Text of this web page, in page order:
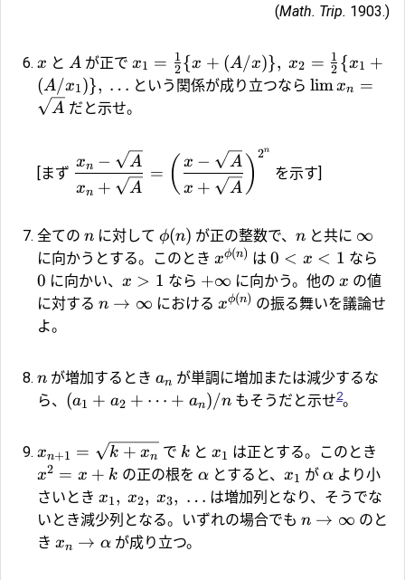
(Math. Trip. 1903.)
x と A が正で x1 = 2
1 {x + (A/x)}, x2 = 2
1 {x1 +
(A /x1)}, … という関係が成り立つならlimxn =
A だと示せ。
[まず
xn + A
xn − A
= ( x + A
x − A ) 2n
を示す]
全ての n に対して ϕ(n) が正の整数で、 n と共に ∞
に向かうとする。このとき xϕ(n) は 0 < x < 1 なら
0 に向かい、 x > 1 なら +∞ に向かう。他の x の値
に対する n → ∞ における xϕ(n) の振る舞いを議論せ
よ。
n が増加するとき an が単調に増加または減少するな
ら、 (a1 + a2 + ⋯ + an)/nもそうだと示せ2。
xn+1 = k + xn で k とx1 は正とする。このとき
x2 = x + k の正の根を α とすると、x1 がα より小
さいとき x1, x2, x3, … は増加列となり、そうでな
いとき減少列となる。いずれの場合でも n → ∞ のと
き xn → αが成り立つ。